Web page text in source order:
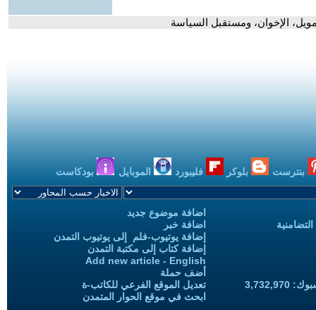
الإخوان، ومستقبل السياسة
بنترست بلوكر فليبورد الموبايل بودكاست
اضافة موضوع جديد
اضافة خبر
إضافة يوتيوب-فلم إلى يوتيوب التمدن
إضافة كتاب إلى مكتبة التمدن
Add new article - English
أضف حملة
تعديل الموقع الفرعي للكاتب-ة
ابحث في موقع الحوار المتمدن